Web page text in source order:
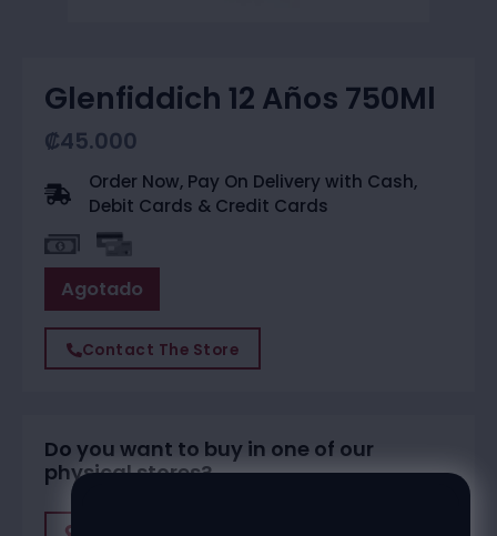
Glenfiddich 12 Años 750Ml
₡45.000
Order Now, Pay On Delivery with Cash,
Debit Cards & Credit Cards
Agotado
Contact The Store
Do you want to buy in one of our
physical stores?